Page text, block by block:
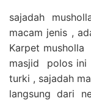
sajadah
macam jenis ,
Karpet
masjid polos ini
turki , sajadah
langsung dari